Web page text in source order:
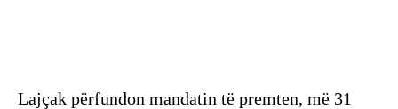
Lajçak përfundon mandatin të premten, më 31